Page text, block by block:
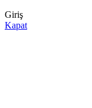
Giriş
Kapat